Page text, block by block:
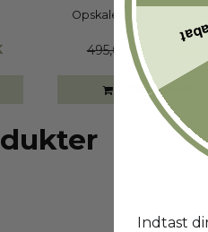
Opskaleret
40767B
495,00 DKK
KØB (1-2
5%
Indtast